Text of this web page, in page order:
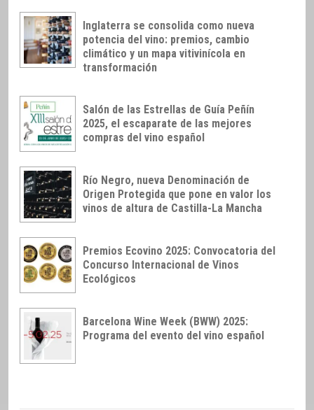
Inglaterra se consolida como nueva
potencia del vino: premios, cambio
climático y un mapa vitivinícola en
transformación
Salón de las Estrellas de Guía Peñín
2025, el escaparate de las mejores
compras del vino español
Río Negro, nueva Denominación de
Origen Protegida que pone en valor los
vinos de altura de Castilla-La Mancha
Premios Ecovino 2025: Convocatoria del
Concurso Internacional de Vinos
Ecológicos
Barcelona Wine Week (BWW) 2025:
Programa del evento del vino español